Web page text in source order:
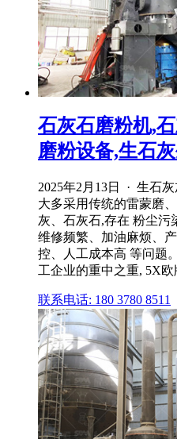
石灰石磨粉机,
磨粉设备,生石
2025年2月13日 · 生石
大多采用传统的雷蒙磨
灰、石灰石,存在 粉尘污
维修频繁、加油麻烦、
控、人工成本高 等问题
工企业的重中之重, 5X
联系电话: 180 3780 8511